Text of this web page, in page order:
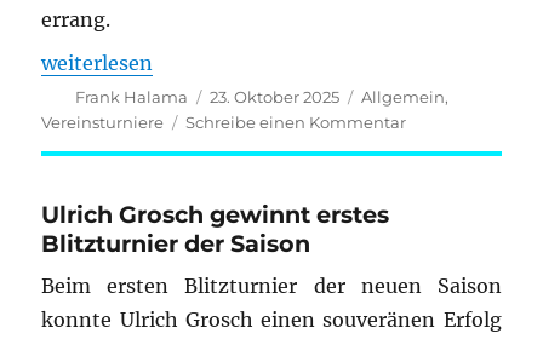
errang.
„Blitzcup: Philippe Leick siegt im zweiten Turnier
weiterlesen
Autor
Frank Halama
Veröffentlicht
am
23. Oktober 2025 Kategorien
Allgemein,
Vereinsturniere
Schreibe einen Kommentarzu
Blitzcup:
zweiten
Turnier
der
Ulrich Grosch gewinnt erstes
Blitzturnier der Saison
Beim ersten Blitzturnier der neuen Saison
konnte Ulrich Grosch einen souveränen Erfolg